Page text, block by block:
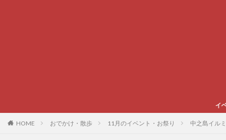
イベントやグルメ、スポ
HOME おでかけ・散歩 11月のイベント・お祭り 中之島イル